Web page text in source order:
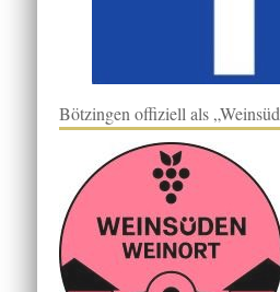
Bötzingen offiziell als